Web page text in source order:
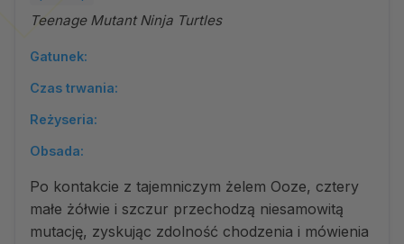
Teenage Mutant Ninja Turtles
Gatunek:
Czas trwania:
Reżyseria:
Obsada:
Po kontakcie z tajemniczym żelem Ooze, cztery
małe żółwie i szczur przechodzą niesamowitą
mutację, zyskując zdolność chodzenia i mówienia